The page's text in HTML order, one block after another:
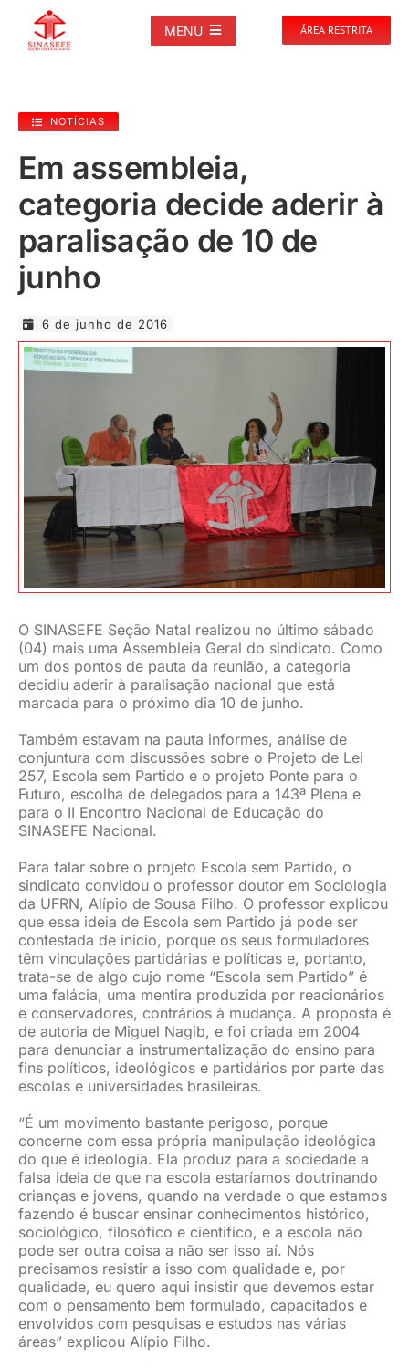
MENU
NOTÍCIAS
PUBLICAÇÕES
DOCUMENTOS
GALERIAS
EVENTOS
JURÍDICO
CLUBE
CONTATO
ÁREA RESTRITA
NOTÍCIAS
Em assembleia,
categoria decide aderir à
paralisação de 10 de
junho
6 de junho de 2016
O SINASEFE Seção Natal realizou no último sábado
(04) mais uma Assembleia Geral do sindicato. Como
um dos pontos de pauta da reunião, a categoria
decidiu aderir à paralisação nacional que está
marcada para o próximo dia 10 de junho.
Também estavam na pauta informes, análise de
conjuntura com discussões sobre o Projeto de Lei
257, Escola sem Partido e o projeto Ponte para o
Futuro, escolha de delegados para a 143ª Plena e
para o II Encontro Nacional de Educação do
SINASEFE Nacional.
Para falar sobre o projeto Escola sem Partido, o
sindicato convidou o professor doutor em Sociologia
da UFRN, Alípio de Sousa Filho. O professor explicou
que essa ideia de Escola sem Partido já pode ser
contestada de início, porque os seus formuladores
têm vinculações partidárias e políticas e, portanto,
trata-se de algo cujo nome “Escola sem Partido” é
uma falácia, uma mentira produzida por reacionários
e conservadores, contrários à mudança. A proposta é
de autoria de Miguel Nagib, e foi criada em 2004
para denunciar a instrumentalização do ensino para
fins políticos, ideológicos e partidários por parte das
escolas e universidades brasileiras.
“É um movimento bastante perigoso, porque
concerne com essa própria manipulação ideológica
do que é ideologia. Ela produz para a sociedade a
falsa ideia de que na escola estaríamos doutrinando
crianças e jovens, quando na verdade o que estamos
fazendo é buscar ensinar conhecimentos histórico,
sociológico, filosófico e científico, e a escola não
pode ser outra coisa a não ser isso aí. Nós
precisamos resistir a isso com qualidade e, por
qualidade, eu quero aqui insistir que devemos estar
com o pensamento bem formulado, capacitados e
envolvidos com pesquisas e estudos nas várias
áreas” explicou Alípio Filho.